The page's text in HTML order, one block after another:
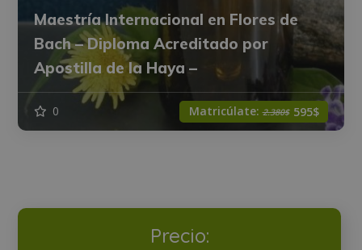
Maestría Internacional en Flores de
Bach – Diploma Acreditado por
Apostilla de la Haya –
0 Matricúlate:2.380$ 595$
Precio: